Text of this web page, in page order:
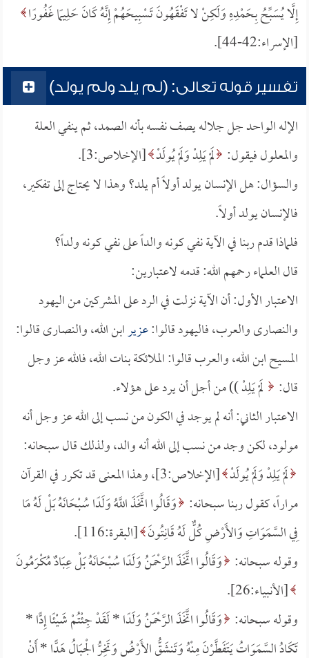
إِلَّا يُسَبِّحُ بِحَمْدِهِ وَلَكِنْ لا تَفْقَهُونَ تَسْبِيحَهُمْ إِنَّهُ كَانَ حَلِيمًا غَفُورًا
[الإسراء:42-44].
تفسير قوله تعالى: (لم يلد ولم يولد)
الإله الواحد جل جلاله يصف نفسه بأنه الصمد، ثم ينفي العلة
والمعلول فيقول: لَمْ يَلِدْ وَلَمْ يُولَدْ [الإخلاص:3].
والسؤال: هل الإنسان يولد أولاً أم يلد؟ وهذا لا يحتاج إلى تفكير،
فالإنسان يولد أولاً.
فلماذا قدم ربنا في الآية نفي كونه والداً على نفي كونه ولداً؟
قال العلماء رحمهم الله: قدمه لاعتبارين:
الاعتبار الأول: أن الآية نزلت في الرد على المشركين من اليهود
والنصارى والعرب، فاليهود قالوا:عزيرابن الله، والنصارى قالوا:
المسيح ابن الله، والعرب قالوا: الملائكة بنات الله، فالله عز وجل
قال:
لَمْ يَلِدْ )) من أجل أن يرد على هؤلاء.
الاعتبار الثاني: أنه لم يوجد في الكون من نسب إلى الله عز وجل أنه
مولود، لكن وجد من نسب إلى الله أنه والد، ولذلك قال سبحانه:
لَمْ يَلِدْ وَلَمْ يُولَدْ
[الإخلاص:3]، وهذا المعنى قد تكرر في القرآن
مراراً، كقول ربنا سبحانه: وَقَالُوا اتَّخَذَ اللَّهُ وَلَدًا سُبْحَانَهُ بَلْ لَهُ مَا
فِي السَّمَوَاتِ وَالأَرْضِ كُلٌّ لَهُ قَانِتُونَ [البقرة:116].
وقوله سبحانه: وَقَالُوا اتَّخَذَ الرَّحْمَنُ وَلَدًا سُبْحَانَهُ بَلْ عِبَادٌ مُكْرَمُونَ
[الأنبياء:26].
وقوله سبحانه: وَقَالُوا اتَّخَذَ الرَّحْمَنُ وَلَدًا *لَقَدْ جِئْتُمْ شَيْئًا إِدًّا *
تَكَادُ السَّمَوَاتُ يَتَفَطَّرْنَ مِنْهُ وَتَنشَقُّ الأَرْضُ وَتَخِرُّ الْجِبَالُ هَدًّا *أَنْ